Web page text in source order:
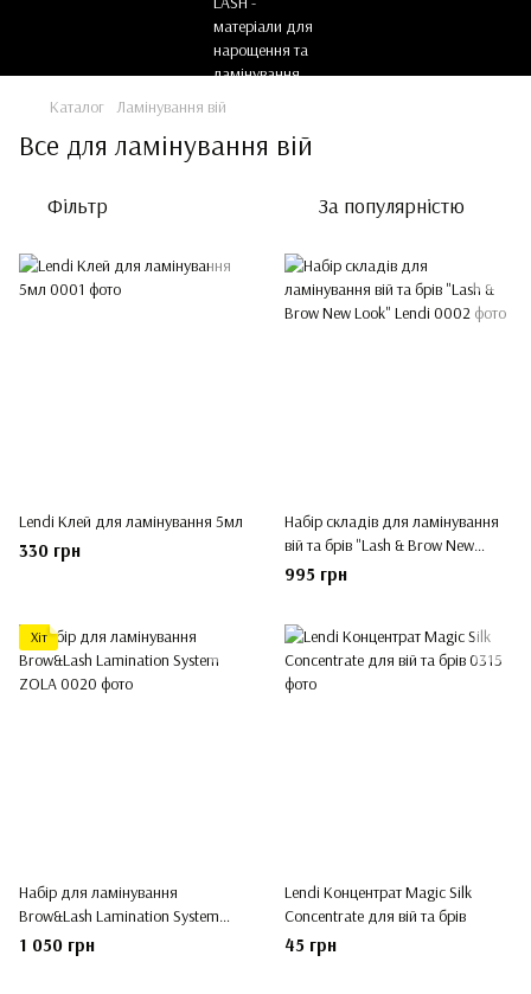
Каталог Ламінування вій
Все для ламінування вій
Фільтр За популярністю
Lendi Клей для ламінування 5мл
330 грн
Набір складів для ламінування
вій та брів "Lash & Brow New
Look" Lendi
995 грн
Хіт
Набір для ламінування
Brow&Lash Lamination System
ZOLA
1 050 грн
Lendi Концентрат Magic Silk
Concentrate для вій та брів
45 грн